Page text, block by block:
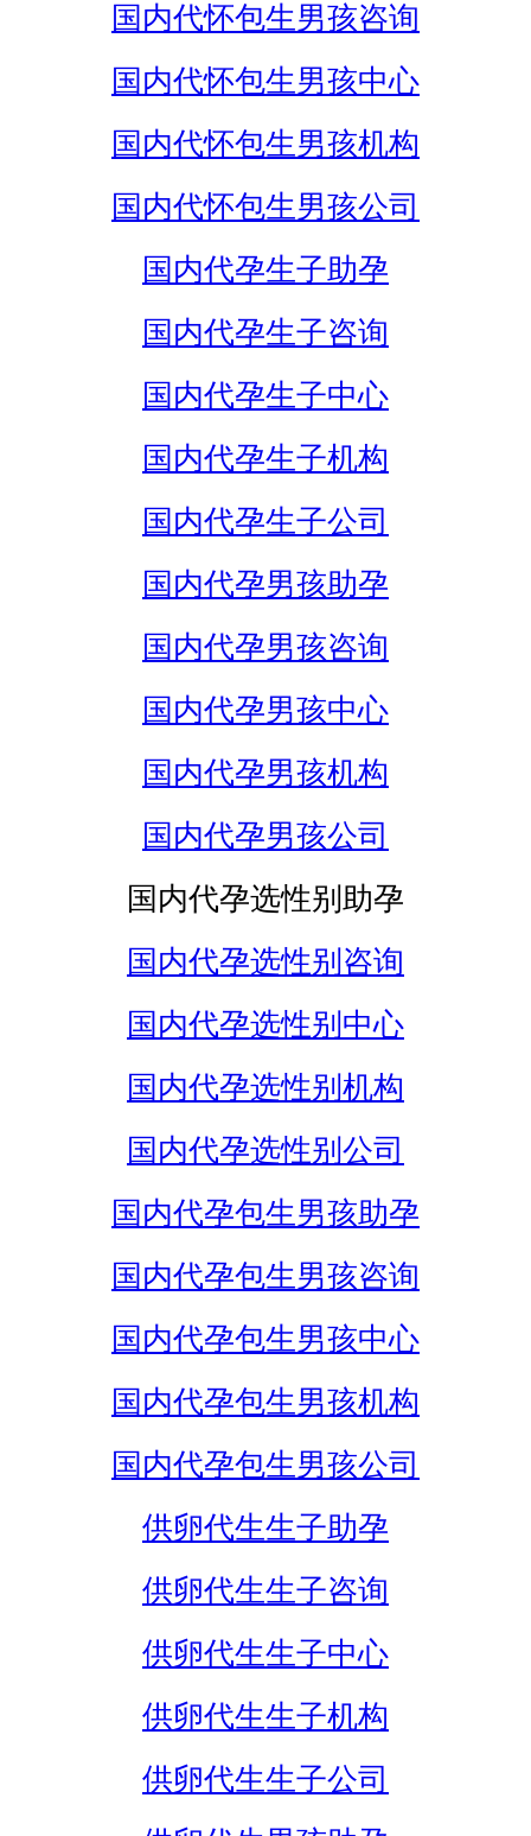
国内代怀包生男孩咨询
国内代怀包生男孩中心
国内代怀包生男孩机构
国内代怀包生男孩公司
国内代孕生子助孕
国内代孕生子咨询
国内代孕生子中心
国内代孕生子机构
国内代孕生子公司
国内代孕男孩助孕
国内代孕男孩咨询
国内代孕男孩中心
国内代孕男孩机构
国内代孕男孩公司
国内代孕选性别助孕
国内代孕选性别咨询
国内代孕选性别中心
国内代孕选性别机构
国内代孕选性别公司
国内代孕包生男孩助孕
国内代孕包生男孩咨询
国内代孕包生男孩中心
国内代孕包生男孩机构
国内代孕包生男孩公司
供卵代生生子助孕
供卵代生生子咨询
供卵代生生子中心
供卵代生生子机构
供卵代生生子公司